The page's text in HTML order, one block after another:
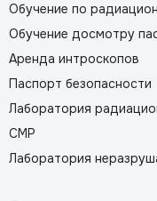
Обучение по
Обучение досмотру
Аренда интроскопов
Паспорт безопасности
Лаборатория
СМР
Лаборатория